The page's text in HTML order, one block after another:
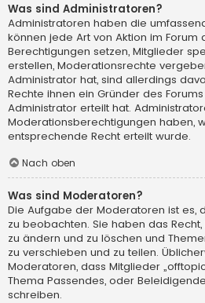
Was sind Administratoren?
Administratoren haben die
können jede Art von Aktion im Forum
Berechtigungen setzen, Mitglieder
erstellen, Moderationsrechte
Administrator hat, sind allerdings
Rechte ihnen ein Gründer des
Administrator erteilt hat.
Moderationsberechtigungen haben,
entsprechende Recht erteilt wurde.
Nach oben
Was sind Moderatoren?
Die Aufgabe der Moderatoren ist es,
zu beobachten. Sie haben das
zu ändern und zu löschen und
zu verschieben und zu teilen.
Moderatoren, dass Mitglieder
Thema Passendes, oder
schreiben.